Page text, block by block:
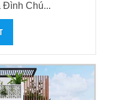
Đình Chú...